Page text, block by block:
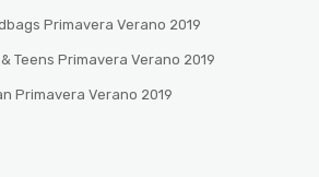
Primavera Verano 2019
Teens Primavera Verano 2019
Primavera Verano 2019